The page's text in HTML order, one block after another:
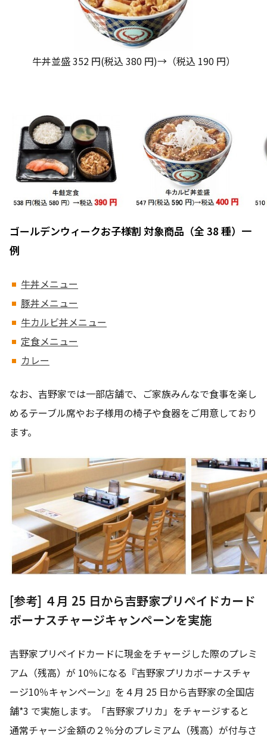
牛丼並盛 352 円(税込 380 円)→（税込 190 円）
ゴールデンウィークお子様割 対象商品（全 38 種）一
例
牛丼メニュー
豚丼メニュー
牛カルビ丼メニュー
定食メニュー
カレー
なお、吉野家では一部店舗で、ご家族みんなで食事を楽し
めるテーブル席やお子様用の椅子や食器をご用意しており
ます。
[参考] ４月 25 日から吉野家プリペイドカード
ボーナスチャージキャンペーンを実施
吉野家プリペイドカードに現金をチャージした際のプレミ
アム（残高）が 10％になる『吉野家プリカボーナスチャ
ージ10％キャンペーン』を４月 25 日から吉野家の全国店
舗*3 で実施します。「吉野家プリカ」をチャージすると
通常チャージ金額の２％分のプレミアム（残高）が付与さ